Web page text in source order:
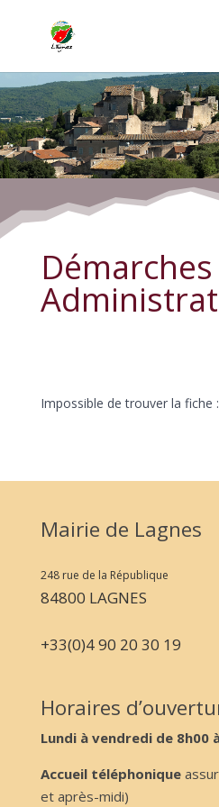
Démarches
Démarches
Impossible de trouver la fiche
Mairie de Lagnes
248 rue de la République
84800 LAGNES
+33(0)4 90 20 30 19
Horaires
Lundi à vendredi de 8h00
Accueil téléphonique
et après-midi)